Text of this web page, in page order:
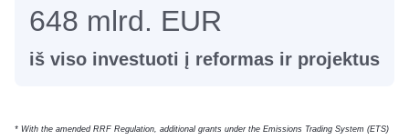
648 mlrd. EUR
iš viso investuoti į reformas ir projektus
* With the amended RRF Regulation, additional grants under the Emissions Trading System (ETS)